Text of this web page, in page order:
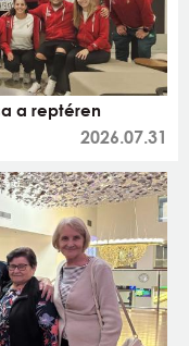
a reptéren
2026.07.31